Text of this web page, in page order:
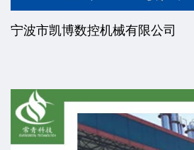
宁波市凯博数控机械有限公司